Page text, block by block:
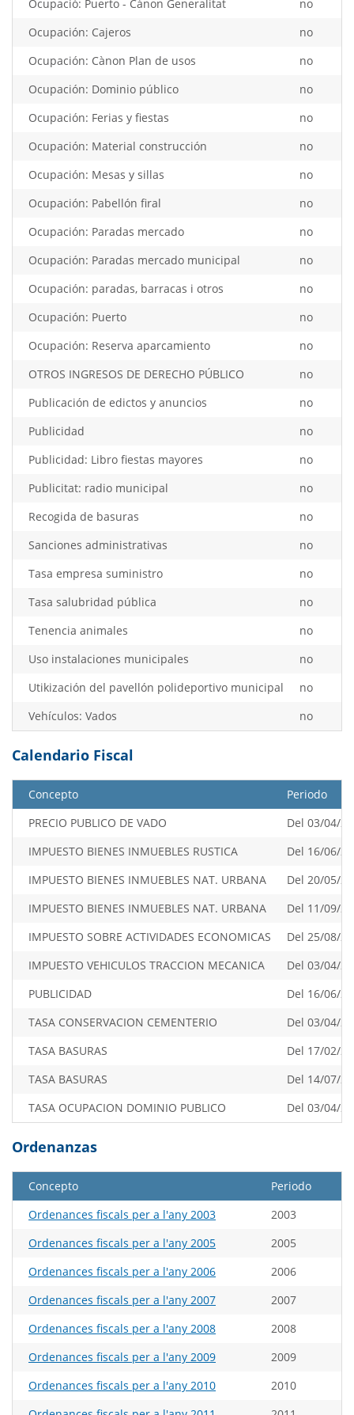
Ocupació: Puerto - Cànon Generalitat
no
Ocupación: Cajeros
no
Ocupación: Cànon Plan de usos
no
Ocupación: Dominio público
no
Ocupación: Ferias y fiestas
no
Ocupación: Material construcción
no
Ocupación: Mesas y sillas
no
Ocupación: Pabellón firal
no
Ocupación: Paradas mercado
no
Ocupación: Paradas mercado municipal
no
Ocupación: paradas, barracas i otros
no
Ocupación: Puerto
no
Ocupación: Reserva aparcamiento
no
OTROS INGRESOS DE DERECHO PÚBLICO
no
Publicación de edictos y anuncios
no
Publicidad
no
Publicidad: Libro fiestas mayores
no
Publicitat: radio municipal
no
Recogida de basuras
no
Sanciones administrativas
no
Tasa empresa suministro
no
Tasa salubridad pública
no
Tenencia animales
no
Uso instalaciones municipales
no
Utikización del pavellón polideportivo municipal
no
Vehículos: Vados
no
Calendario Fiscal
Concepto
Periodo
PRECIO PUBLICO DE VADO
Del 03/04/
IMPUESTO BIENES INMUEBLES RUSTICA
Del 16/06/
IMPUESTO BIENES INMUEBLES NAT. URBANA
Del 20/05/
IMPUESTO BIENES INMUEBLES NAT. URBANA
Del 11/09/
IMPUESTO SOBRE ACTIVIDADES ECONOMICAS
Del 25/08/
IMPUESTO VEHICULOS TRACCION MECANICA
Del 03/04/
PUBLICIDAD
Del 16/06/
TASA CONSERVACION CEMENTERIO
Del 03/04/
TASA BASURAS
Del 17/02/
TASA BASURAS
Del 14/07/
TASA OCUPACION DOMINIO PUBLICO
Del 03/04/
Ordenanzas
Concepto
Periodo
Ordenances fiscals per a l'any 2003
2003
Ordenances fiscals per a l'any 2005
2005
Ordenances fiscals per a l'any 2006
2006
Ordenances fiscals per a l'any 2007
2007
Ordenances fiscals per a l'any 2008
2008
Ordenances fiscals per a l'any 2009
2009
Ordenances fiscals per a l'any 2010
2010